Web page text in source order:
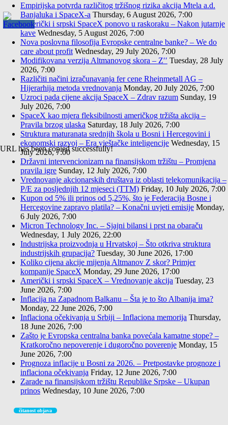
URL has been copied successfully!
Empirijska potvrda različitog tržišnog rizika akcija Mtela a.d.
Banjaluka i SpaceX-a Thursday, 6 August 2026, 7:00
Američki i srpski SpaceX ponovo u raskoraku – Nakon jutarnje
kave Wednesday, 5 August 2026, 7:00
Nova poslovna filosofija Evropske centralne banke? – We do
care about profit Wednesday, 29 July 2026, 7:00
Modifikovana verzija Altmanovog skora – Z′′ Tuesday, 28 July
2026, 7:00
Različiti načini izračunavanja fer cene Rheinmetall AG –
Hijerarhija metoda vrednovanja Monday, 20 July 2026, 7:00
Uzroci pada cijene akcija SpaceX – Zdrav razum Sunday, 19
July 2026, 7:00
SpaceX kao mjera fleksibilnosti američkog tržišta akcija –
Pravila brzog ulaska Saturday, 18 July 2026, 7:00
Struktura maturanata srednjih škola u Bosni i Hercegovini i
ekonomski razvoj – Era vještačke inteligencije Wednesday, 15
July 2026, 7:00
Državni intervencionizam na finansijskom tržištu – Promjena
pravila igre Sunday, 12 July 2026, 7:00
Vrednovanje akcionarskih društava iz oblasti telekomunikacija –
P/E za posljednjih 12 mjeseci (TTM) Friday, 10 July 2026, 7:00
Kupon od 5% ili prinos od 5,25%, što je Federacija Bosne i
Hercegovine zapravo platila? – Konačni uvjeti emisije Monday,
6 July 2026, 7:00
Micron Technology Inc. – Sjajni bilansi i prst na obaraču
Wednesday, 1 July 2026, 22:00
Industrijska proizvodnja u Hrvatskoj – Što otkriva struktura
industrijskih grupacija? Tuesday, 30 June 2026, 17:00
Koliko cijena akcije mijenja Altmanov Z skor? Primjer
kompanije SpaceX Monday, 29 June 2026, 17:00
Američki i srpski SpaceX – Vrednovanje akcija Tuesday, 23
June 2026, 7:00
Inflacija na Zapadnom Balkanu – Šta je to što Albanija ima?
Monday, 22 June 2026, 7:00
Inflaciona očekivanja u Srbiji – Inflaciona memorija Thursday,
18 June 2026, 7:00
Zašto je Evropska centralna banka povećala kamatne stope? –
Kratkoročno nepoverenje i dugoročno poverenje Monday, 15
June 2026, 7:00
Prognoza inflacije u Bosni za 2026. – Pretpostavke prognoze i
inflaciona očekivanja Friday, 12 June 2026, 7:00
Zarade na finansijskom tržištu Republike Srpske – Ukupan
prinos Wednesday, 10 June 2026, 7:00
čitanost objava